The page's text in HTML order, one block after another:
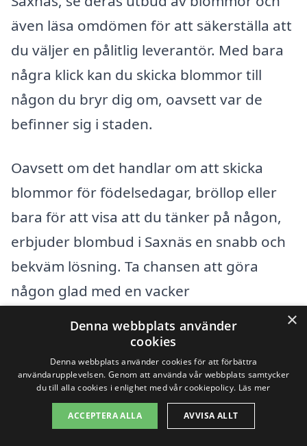
även läsa omdömen för att säkerställa att
du väljer en pålitlig leverantör. Med bara
några klick kan du skicka blommor till
någon du bryr dig om, oavsett var de
befinner sig i staden.
Oavsett om det handlar om att skicka
blommor för födelsedagar, bröllop eller
bara för att visa att du tänker på någon,
erbjuder blombud i Saxnäs en snabb och
bekväm lösning. Ta chansen att göra
någon glad med en vacker
Populära återförsäljare
Se urvalet av buketter
×
Denna webbplats använder
cookies
Denna webbplats använder cookies för att förbättra
användarupplevelsen. Genom att använda vår webbplats samtycker
du till alla cookies i enlighet med vår cookiepolicy. Läs mer
ACCEPTERA ALLA AVVISA ALLT